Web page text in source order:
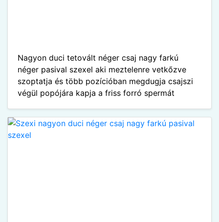
Nagyon duci tetovált néger csaj nagy farkú
néger pasival szexel aki meztelenre vetkőzve
szoptatja és több pozícióban megdugja csajszi
végül popójára kapja a friss forró spermát